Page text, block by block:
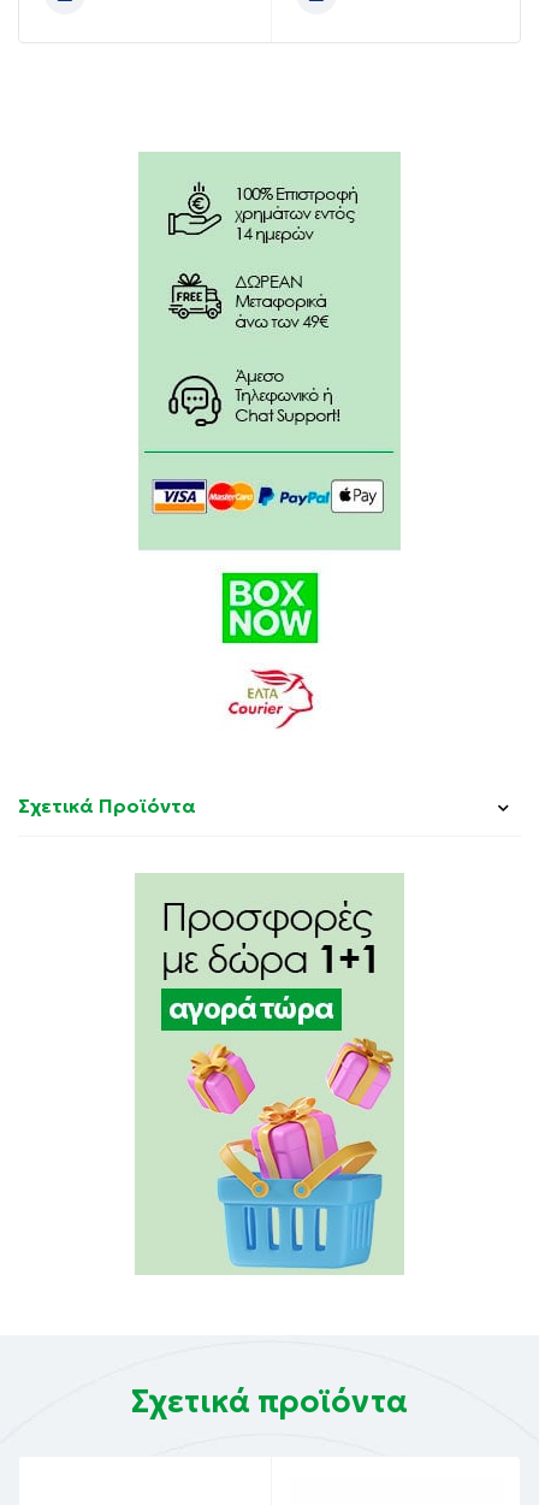
Συστατικά:
TRIGLYCERIDE. DICAPRYLYL CARBONATE. GLYCERIN.
DIETHYLAMINO HYDROXYBENZOYL HEXYL
BENZOATE. WATER (AQUA). ETHYLHEXYL TRIAZONE.
PANTHENOL. POLYGLYCERYL-6 STEARATE.
PHENYLENE BIS-DIPHENYLTRIAZINE. BIS-
ETHYLHEXYLOXYPHENOL METHOXYPHENYL
TRIAZINE. VP/EICOSENE COPOLYMER. AQUAPHILUS
DOLOMIAE FERMENT FILTRATE. ARGININE. BENZOIC
ACID. CAPRYLYL GLYCOL. GLYCERYL STEARATE.
GLYCINE SOJA (SOYBEAN) OIL (GLYCINE SOJA OIL).
PANTOLACTONE. POLYGLYCERYL-6 BEHENATE. PPG-1-
PEG-9 LAURYL GLYCOL ETHER. RED 33 (CI 17200).
SODIUM HYALURONATE. STEARYL ALCOHOL.
Σχετικά Προϊόντα
Σχετικά προϊόντα